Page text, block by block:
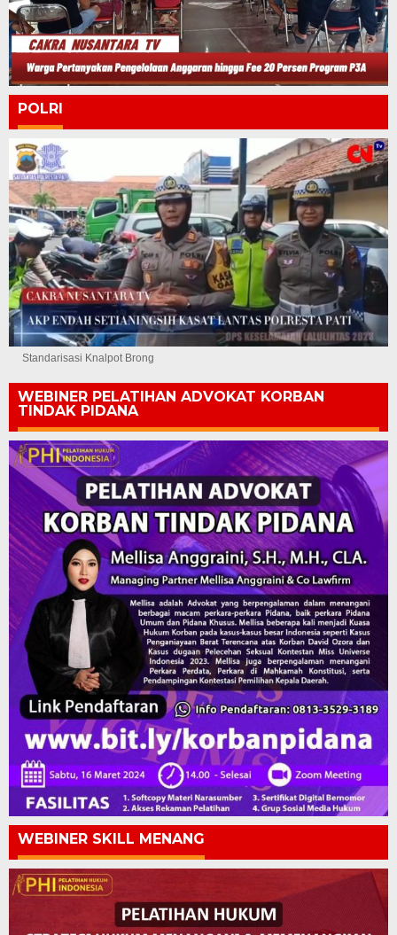
POLRI
Standarisasi Knalpot Brong
WEBINER PELATIHAN ADVOKAT KORBAN
TINDAK PIDANA
WEBINER SKILL MENANG